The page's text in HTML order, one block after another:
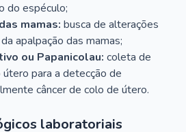
do espéculo;
mamas: busca de alterações
apalpação das mamas;
ou Papanicolau: coleta de
para a detecção de
câncer de colo de útero.
laboratoriais